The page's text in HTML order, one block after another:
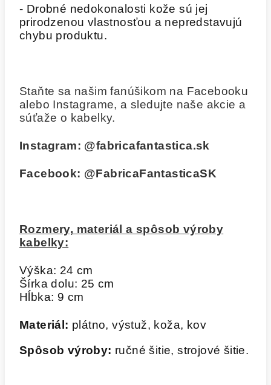
- Drobné nedokonalosti kože sú jej
prirodzenou vlastnosťou a nepredstavujú
chybu produktu.
Staňte sa našim fanúšikom na Facebooku
alebo Instagrame, a sledujte naše akcie a
súťaže o kabelky.
Instagram: @fabricafantastica.sk
Facebook: @FabricaFantasticaSK
Rozmery, materiál a spôsob výroby
kabelky:
Výška: 24 cm
Šírka dolu: 25 cm
Hĺbka: 9 cm
Materiál: plátno, výstuž, koža, kov
Spôsob výroby: ručné šitie, strojové šitie.